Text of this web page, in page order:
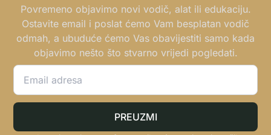
Povremeno objavimo novi vodič, alat ili edukaciju.
Ostavite email i poslat ćemo Vam besplatan vodič
odmah, a ubuduće ćemo Vas obavijestiti samo kada
objavimo nešto što stvarno vrijedi pogledati.
PREUZMI